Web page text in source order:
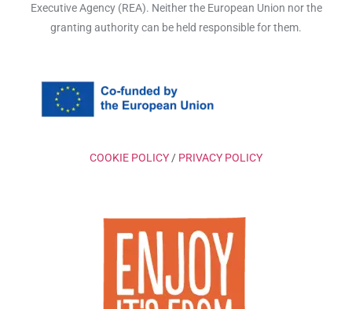
Executive Agency (REA). Neither the European Union nor the
granting authority can be held responsible for them.
COOKIE POLICY/ PRIVACY POLICY